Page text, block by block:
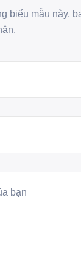
biểu mẫu này,